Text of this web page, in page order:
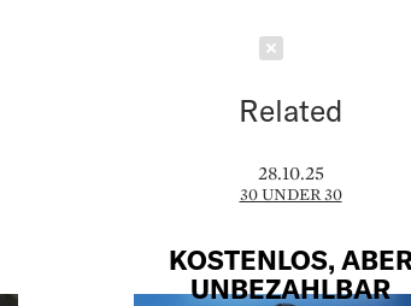
Related
28.10.25
30 UNDER 30
KOSTENLOS,
UNBEZAHLBAR